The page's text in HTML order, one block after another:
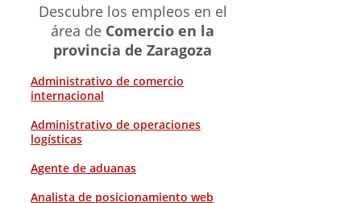
Descubre los empleos en el
área de Comercio en la
provincia de Zaragoza
Administrativo de comercio
internacional
Administrativo de operaciones
logísticas
Agente de aduanas
Analista de posicionamiento web